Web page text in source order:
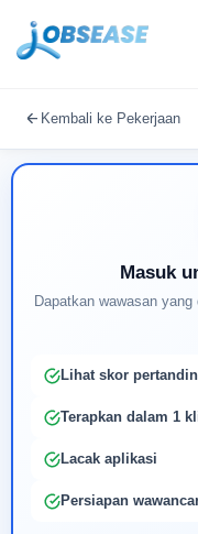
Kembali ke Pekerjaan
Masuk
Dapatkan wawasan
Lihat skor
Terapkan dalam 1
Lacak aplikasi
Persiapan
Buat profil Anda